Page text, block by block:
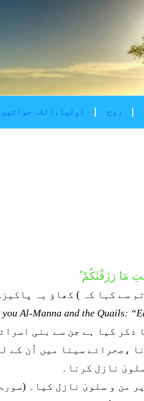
اولیاءاللہ خواتین روح
مَا رَزَقْنٰكُمْ
سے کہا کہ ) کھاؤ یہ
you Al-Manna and the Quails:
کیا ہے جن سے بنی
،صحرائے سینا میں اُن کے
نازل کرنا۔
و سلویٰ نازل کیا۔ (سورۃ بقرۃ